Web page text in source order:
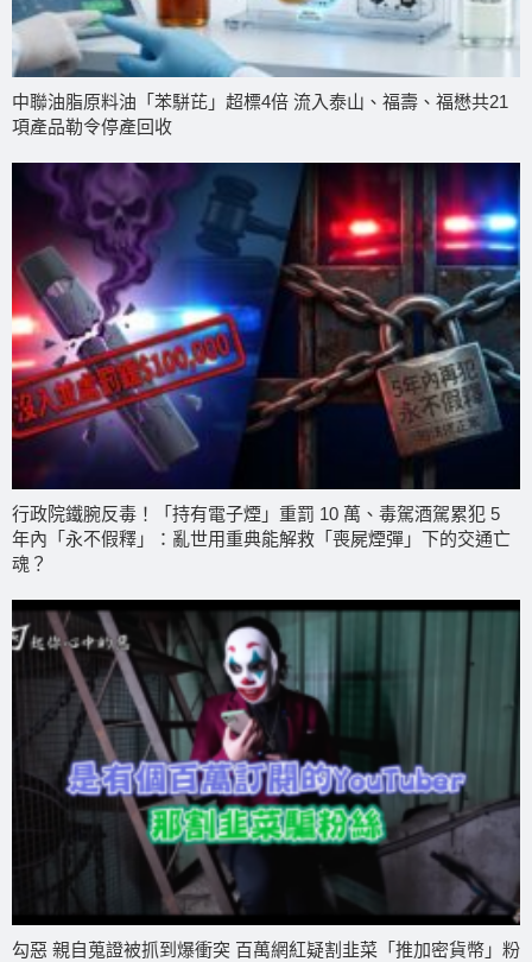
中聯油脂原料油「苯駢芘」超標4倍 流入泰山、福壽、福懋共21
項產品勒令停產回收
行政院鐵腕反毒！「持有電子煙」重罰 10 萬、毒駕酒駕累犯 5
年內「永不假釋」：亂世用重典能解救「喪屍煙彈」下的交通亡
魂？
勾惡 親自蒐證被抓到爆衝突 百萬網紅疑割韭菜「推加密貨幣」粉